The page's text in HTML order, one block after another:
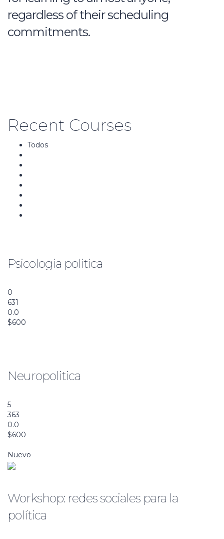
regardless of their scheduling
commitments.
Recent Courses
Todos
Psicologia politica
0
631
0.0
$600
Neuropolitica
5
363
0.0
$600
Nuevo
Workshop: redes sociales para la
política